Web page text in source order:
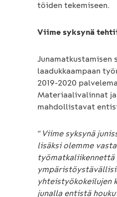
töiden tekemiseen.
Viime syksynä
Junamatkustamisen
laadukkaampaan
2019-2020
Materiaalivalinnat
mahdollistavat
” Viime syksynä
lisäksi olemme
työmatkaliikennettä
yhteistyökokeilujen
junalla entistä